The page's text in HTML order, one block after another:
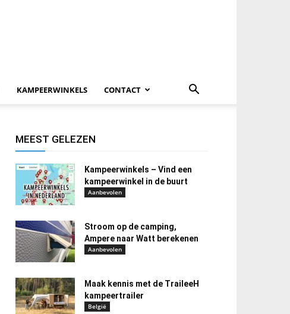
KAMPEERWINKELS CONTACT
MEEST GELEZEN
Kampeerwinkels – Vind een
kampeerwinkel in de buurt
Aanbevolen
Stroom op de camping,
Ampere naar Watt berekenen
Aanbevolen
Maak kennis met de TraileeH
kampeertrailer
België